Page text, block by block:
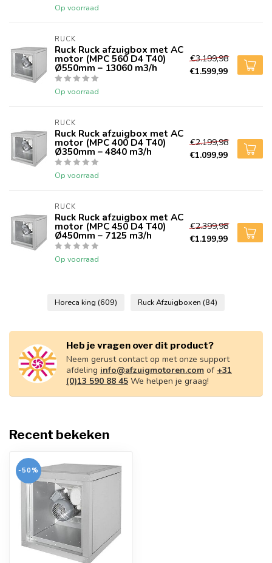
Op voorraad
RUCK
Ruck Ruck afzuigbox met AC
motor (MPC 560 D4 T40)
Ø550mm – 13060 m3/h
Op voorraad
€3.199,98
€1.599,99
RUCK
Ruck Ruck afzuigbox met AC
motor (MPC 400 D4 T40)
Ø350mm – 4840 m3/h
Op voorraad
€2.199,98
€1.099,99
RUCK
Ruck Ruck afzuigbox met AC
motor (MPC 450 D4 T40)
Ø450mm – 7125 m3/h
Op voorraad
€2.399,98
€1.199,99
Horeca king (609) Ruck Afzuigboxen (84)
Heb je vragen over dit product?
Neem gerust contact op met onze support
afdeling info@afzuigmotoren.com of +31
(0)13 590 88 45 We helpen je graag!
Recent bekeken
-50%